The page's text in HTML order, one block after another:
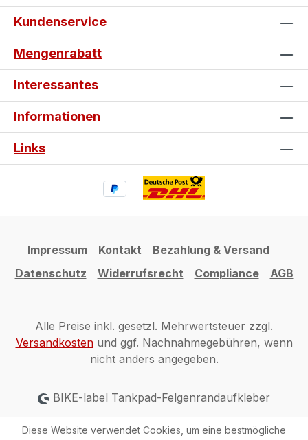
Kundenservice
Mengenrabatt
Interessantes
Informationen
Links
Impressum Kontakt
Bezahlung & Versand
Datenschutz
Widerrufsrecht Compliance AGB
Alle Preise inkl. gesetzl. Mehrwertsteuer zzgl.
Versandkostenund ggf. Nachnahmegebühren, wenn
nicht anders angegeben.
BIKE-label Tankpad-Felgenrandaufkleber
Diese Website verwendet Cookies, um eine bestmögliche